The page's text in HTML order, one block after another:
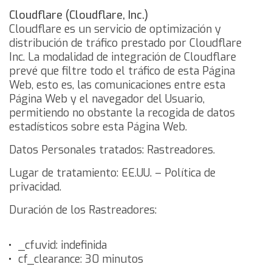
Cloudflare (Cloudflare, Inc.)
Cloudflare es un servicio de optimización y
distribución de tráfico prestado por Cloudflare
Inc. La modalidad de integración de Cloudflare
prevé que filtre todo el tráfico de esta Página
Web, esto es, las comunicaciones entre esta
Página Web y el navegador del Usuario,
permitiendo no obstante la recogida de datos
estadísticos sobre esta Página Web.
Datos Personales tratados: Rastreadores.
Lugar de tratamiento: EE.UU. – Política de
privacidad.
Duración de los Rastreadores:
_cfuvid: indefinida
cf_clearance: 30 minutos